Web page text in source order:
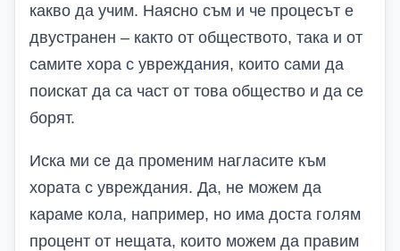
какво да учим. Наясно съм и че процесът е
двустранен – както от обществото, така и от
самите хора с увреждания, които сами да
поискат да са част от това общество и да се
борят.
Иска ми се да променим нагласите към
хората с увреждания. Да, не можем да
караме кола, например, но има доста голям
процент от нещата, които можем да правим